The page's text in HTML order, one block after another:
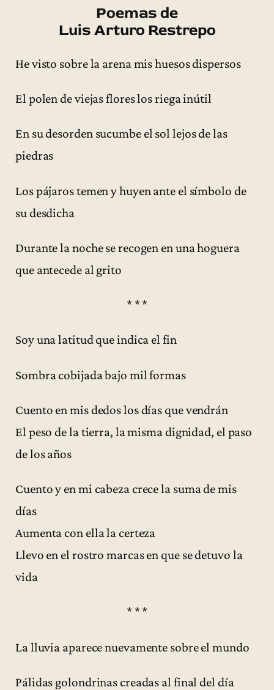
Poemas de
Luis Arturo Restrepo
He visto sobre la arena mis huesos dispersos
El polen de viejas flores los riega inútil
En su desorden sucumbe el sol lejos de las
piedras
Los pájaros temen y huyen ante el símbolo de
su desdicha
Durante la noche se recogen en una hoguera
que antecede al grito
* * *
Soy una latitud que indica el fin
Sombra cobijada bajo mil formas
Cuento en mis dedos los días que vendrán
El peso de la tierra, la misma dignidad, el paso
de los años
Cuento y en mi cabeza crece la suma de mis
días
Aumenta con ella la certeza
Llevo en el rostro marcas en que se detuvo la
vida
* * *
La lluvia aparece nuevamente sobre el mundo
Pálidas golondrinas creadas al final del día